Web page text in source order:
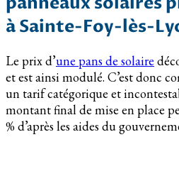
à Sainte-Foy-lès-
Le prix d’une pans de solaire
et est ainsi modulé. C’est donc
un tarif catégorique et
montant final de mise en place
% d’après les aides du